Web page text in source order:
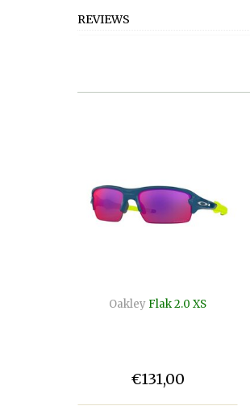
REVIEWS
Oakley Flak 2.0 XS
€131,00